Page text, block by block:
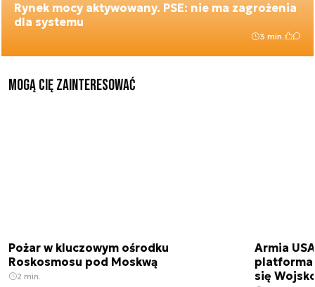
Rynek mocy aktywowany. PSE: nie ma zagrożenia
dla systemu
3 min.
Mogą Cię zainteresować
Pożar w kluczowym ośrodku
Roskosmosu pod Moskwą
2 min.
Armia
się